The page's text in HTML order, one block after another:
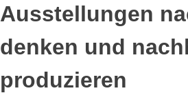
Ausstellungen
denken und
produzieren